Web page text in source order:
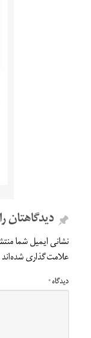
دیدگاهتان
نشانی ایمیل شما
علامت‌گذاری شده‌اند
دیدگاه*